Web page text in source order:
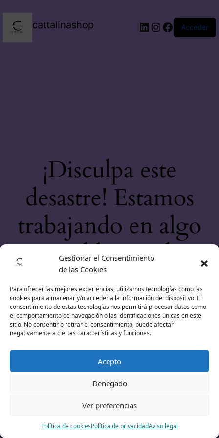
Gestionar el Consentimiento
de las Cookies
Para ofrecer las mejores experiencias, utilizamos tecnologías como las
cookies para almacenar y/o acceder a la información del dispositivo. El
consentimiento de estas tecnologías nos permitirá procesar datos como
el comportamiento de navegación o las identificaciones únicas en este
sitio. No consentir o retirar el consentimiento, puede afectar
negativamente a ciertas características y funciones.
Acepto
Denegado
Ver preferencias
Política de cookiesPolítica de privacidadAviso legal
cattalinashop Acceder
¡Disculpa este
desastre! Estamos
trabajando en algo
increíble, ¡vuelve
pronto!